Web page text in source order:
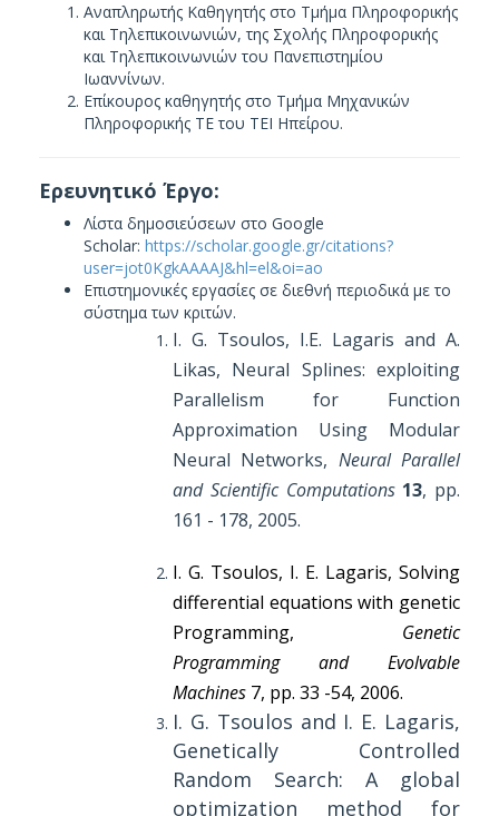
Αναπληρωτής Καθηγητής στο Τμήμα Πληροφορικής
και Τηλεπικοινωνιών, της Σχολής Πληροφορικής
και Τηλεπικοινωνιών του Πανεπιστημίου
Ιωαννίνων.
Επίκουρος καθηγητής στο Τμήμα Μηχανικών
Πληροφορικής ΤΕ του ΤΕΙ Ηπείρου.
Ερευνητικό Έργο:
Λίστα δημοσιεύσεων στο Google
Scholar: https://scholar.google.gr/citations?
user=jot0KgkAAAAJ&hl=el&oi=ao
Επιστημονικές εργασίες σε διεθνή περιοδικά με το
σύστημα των κριτών.
I. G. Tsoulos, I.E. Lagaris and A.
Likas, Neural Splines: exploiting
Parallelism for Function
Approximation Using Modular
Neural Networks, Neural Parallel
and Scientific Computations 13, pp.
161 - 178, 2005.
I. G. Tsoulos, I. E. Lagaris, Solving
differential equations with genetic
Programming, Genetic
Programming and Evolvable
Machines 7, pp. 33 -54, 2006.
I. G. Tsoulos and I. E. Lagaris,
Genetically Controlled
Random Search: A global
optimization method for